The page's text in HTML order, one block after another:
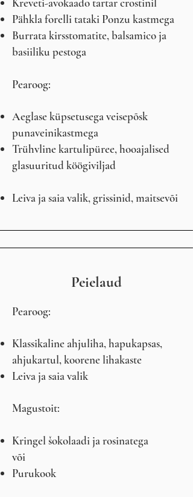
Pähkla forelli tataki Ponzu kastmega
Burrata kirsstomatite, balsamico ja
basiiliku pestoga
Pearoog:
Aeglase küpsetusega veisepõsk
punaveinikastmega
Trühvline kartulipüree, hooajalised
glasuuritud köögiviljad
Leiva ja saia valik, grissinid, maitsevõi
Peielaud
Pearoog:
Klassikaline ahjuliha, hapukapsas,
ahjukartul, koorene lihakaste
Leiva ja saia valik
Magustoit:
Kringel šokolaadi ja rosinatega
või
Purukook